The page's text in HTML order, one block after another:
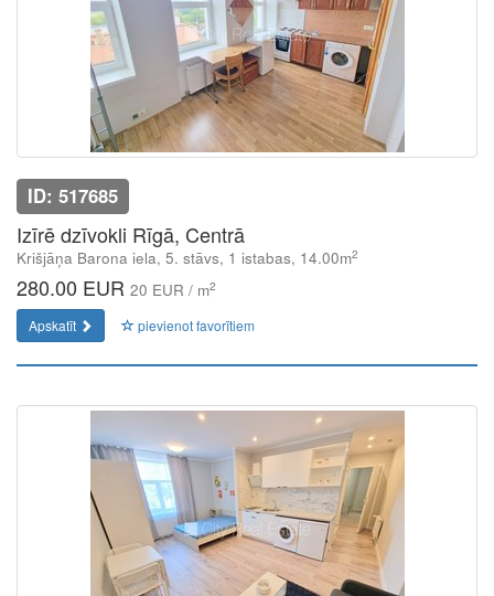
ID: 517685
Izīrē dzīvokli Rīgā, Centrā
Krišjāņa Barona iela, 5. stāvs, 1 istabas, 14.00m2
280.00 EUR 20 EUR / m2
Apskatīt pievienot favorītiem